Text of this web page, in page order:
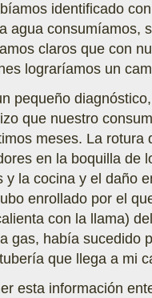
identificado
agua consumíamos,
claros que con
lograríamos un
pequeño
que nuestro
meses. La rotura
en la boquilla de
y la cocina y el daño
enrollado por el
con la llama)
gas, había sucedido
que llega a mi
esta información